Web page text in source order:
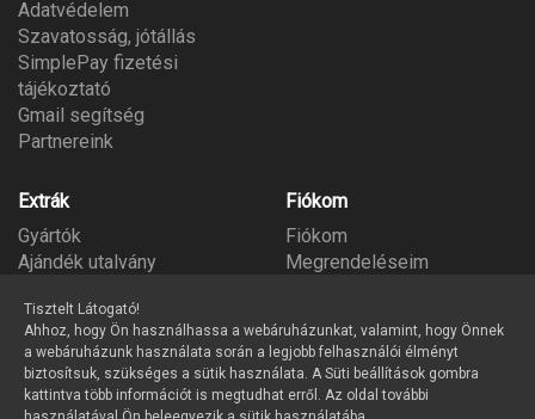
Adatvédelem
Szavatosság, jótállás
SimplePay fizetési
tájékoztató
Gmail segítség
Partnereink
Extrák
Gyártók
Ajándék utalvány
Fiókom
Fiókom
Megrendeléseim
Tisztelt Látogató!
Ahhoz, hogy Ön használhassa a webáruházunkat, valamint, hogy Önnek
a webáruházunk használata során a legjobb felhasználói élményt
biztosítsuk, szükséges a sütik használata. A Süti beállítások gombra
kattintva több információt is megtudhat erről. Az oldal további